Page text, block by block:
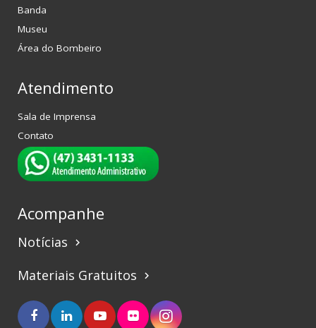
Banda
Museu
Área do Bombeiro
Atendimento
Sala de Imprensa
Contato
Acompanhe
Notícias keyboard_arrow_right
Materiais Gratuitos keyboard_arrow_right